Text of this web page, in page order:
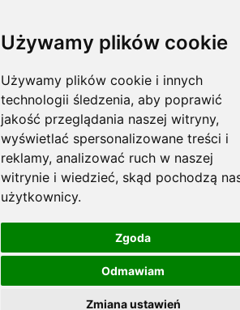
Używamy plików cookie
Używamy plików cookie i innych
technologii śledzenia, aby poprawić
jakość przeglądania naszej witryny,
wyświetlać spersonalizowane treści i
reklamy, analizować ruch w naszej
witrynie i wiedzieć, skąd pochodzą
użytkownicy.
Zgoda
Odmawiam
Zmiana ustawień
x